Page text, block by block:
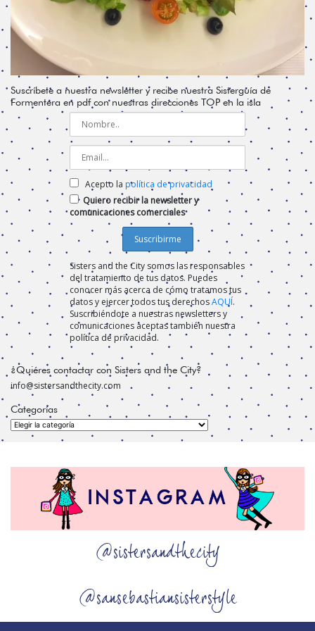
Suscríbete a nuestra newsletter y recibe nuestra Sisterguía de
Formentera en pdf con nuestras direcciones TOP en la isla
Acepto la política de privacidad
Quiero recibir la newsletter y
comunicaciones comerciales
Sisters and the City somos las responsables
del tratamiento de tus datos. Puedes
conocer más acerca de cómo tratamos tus
datos y ejercer todos tus derechosAQUÍ.
Suscribiéndote a nuestras newsletters y
comunicaciones aceptas también nuestra
política de privacidad.
¿Quiéres contactar con Sisters and the City?
info@sistersandthecity.com
Categorías
Categorías
@sistersandthecity
@sansebastiansisterstyle